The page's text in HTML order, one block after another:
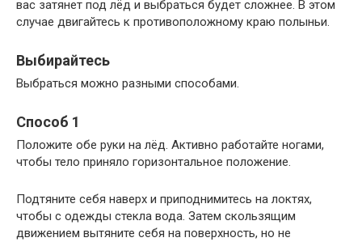
вас затянет под лёд и выбраться будет сложнее. В этом
случае двигайтесь к противоположному краю полыньи.
Выбирайтесь
Выбраться можно разными способами.
Способ 1
Положите обе руки на лёд. Активно работайте ногами,
чтобы тело приняло горизонтальное положение.
Подтяните себя наверх и приподнимитесь на локтях,
чтобы с одежды стекла вода. Затем скользящим
движением вытяните себя на поверхность, но не